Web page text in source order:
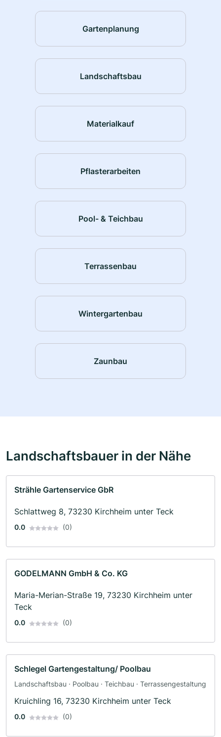
Gartenplanung
Landschaftsbau
Materialkauf
Pflasterarbeiten
Pool- & Teichbau
Terrassenbau
Wintergartenbau
Zaunbau
Landschaftsbauer in der Nähe
Strähle Gartenservice GbR
Schlattweg 8, 73230 Kirchheim unter Teck
0.0 (0)
GODELMANN GmbH & Co. KG
Maria-Merian-Straße 19, 73230 Kirchheim unter
Teck
0.0 (0)
Schlegel Gartengestaltung/ Poolbau
Landschaftsbau · Poolbau · Teichbau · Terrassengestaltung
Kruichling 16, 73230 Kirchheim unter Teck
0.0 (0)